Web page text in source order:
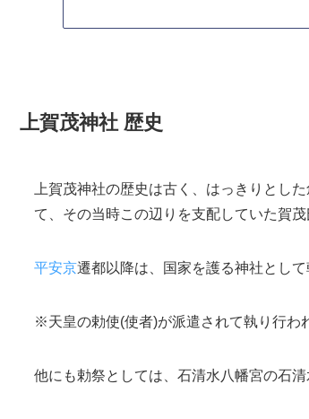
上賀茂神社 歴史
上賀茂神社の歴史は古く、はっきりとし
て、その当時この辺りを支配していた賀茂
平安京遷都以降は、国家を護る神社として
※天皇の勅使(使者)が派遣されて執り行わ
他にも勅祭としては、石清水八幡宮の石